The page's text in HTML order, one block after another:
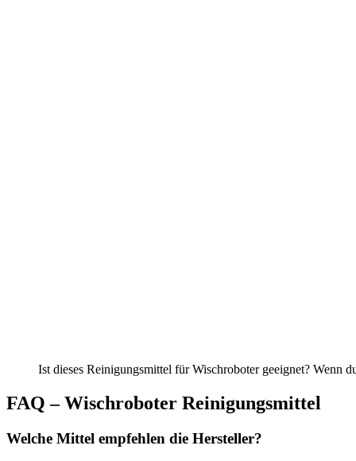
Ist dieses Reinigungsmittel für Wischroboter geeignet? Wenn
FAQ – Wischroboter Reinigungsmittel
Welche Mittel empfehlen die Hersteller?